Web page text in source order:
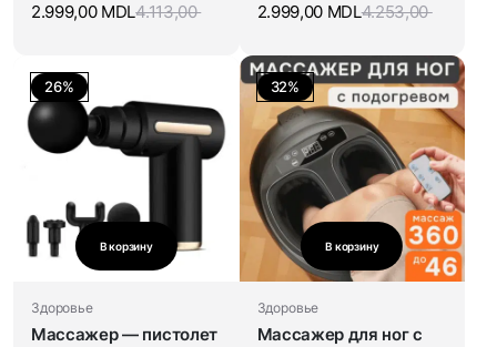
подсветкой
4.113,00
2.999,00 MDL 4.253,00
2.999,00 MDL
26%
В корзину
Здоровье
Массажер — пистолет
32%
В корзину
Здоровье
Массажер для ног с